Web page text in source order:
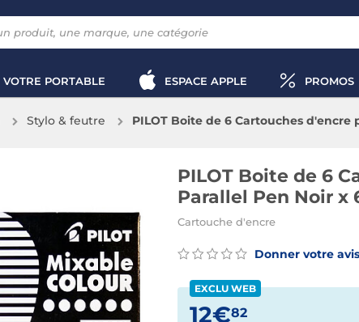
VOTRE PORTABLE ESPACE APPLE PROMOS
Stylo & feutre PILOT Boite de 6 Cartouches d'encre
PILOT Boite de 6
Parallel Pen Noir x
Cartouche d'encre
Donner votre avis
EXCLU WEB
12€82